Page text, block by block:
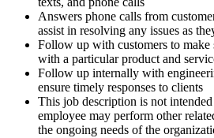
Answers phone calls from
assist in resolving any issues as
Follow up with customers to make
with a particular product and
Follow up internally with
ensure timely responses to clients
This job description is not
employee may perform other
the ongoing needs of the